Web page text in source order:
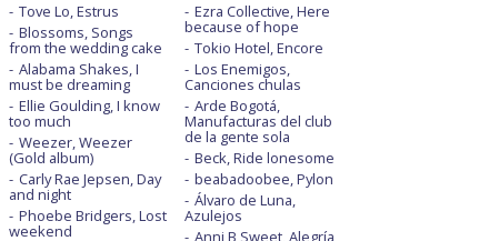
Tove Lo, Estrus
Blossoms, Songs
from the wedding cake
Alabama Shakes, I
must be dreaming
Ellie Goulding, I know
too much
Weezer, Weezer
(Gold album)
Carly Rae Jepsen, Day
and night
Phoebe Bridgers, Lost
weekend
Ezra Collective, Here
because of hope
Tokio Hotel, Encore
Los Enemigos,
Canciones chulas
Arde Bogotá,
Manufacturas del club
de la gente sola
Beck, Ride lonesome
beabadoobee, Pylon
Álvaro de Luna,
Azulejos
Anni B Sweet, Alegría